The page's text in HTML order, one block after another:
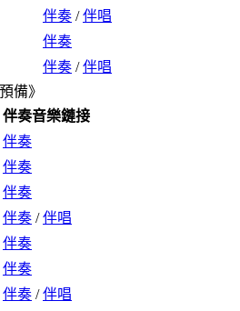
伴奏 /伴唱
伴奏
伴奏 /伴唱
備》
伴奏音樂鏈接
伴奏
伴奏
伴奏
伴奏 /伴唱
伴奏
伴奏
伴奏 /伴唱